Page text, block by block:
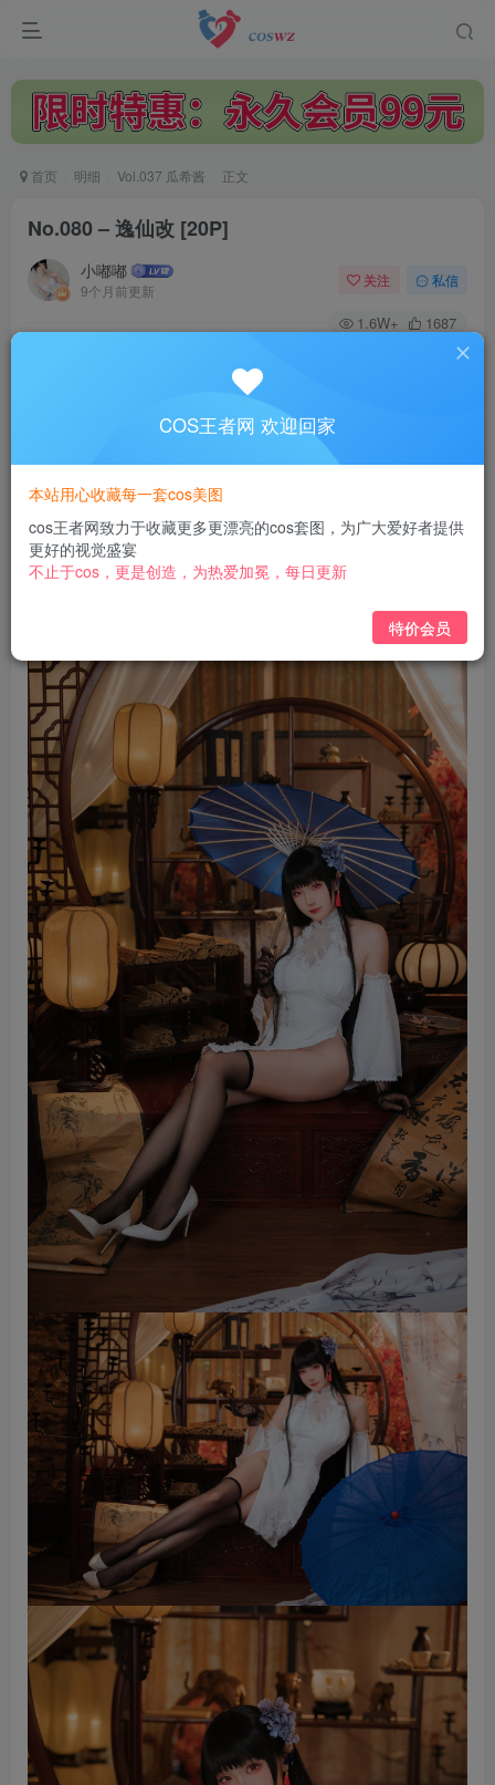
首页 明细 Vol.037 瓜希酱 正文
No.080 – 逸仙改 [20P]
小嘟嘟
9个月前更新
关注 私信
1.6W+ 1687
此内容为付费阅读，请付费后查看
3
黄金会员免费 钻石会员 免费
立即购买
COS王者网 欢迎回家
本站用心收藏每一套cos美图
cos王者网致力于收藏更多更漂亮的cos套图，为广大爱好者提供
更好的视觉盛宴
不止于cos，更是创造，为热爱加冕，每日更新
特价会员